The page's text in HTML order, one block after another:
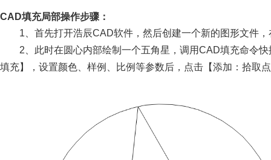
CAD填充局部操作步骤：
1、首先打开浩辰CAD软件，然后创建一个新的图形文件
2、此时在圆心内部绘制一个五角星，调用CAD填充命令
填充】，设置颜色、样例、比例等参数后，点击【添加：拾取